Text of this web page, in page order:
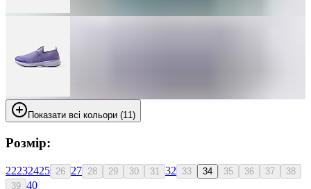
Показати всі кольори (11)
Розмір:
22232425 26 27 28 29 30 31 32 33 34 35 36 37
38
39 40